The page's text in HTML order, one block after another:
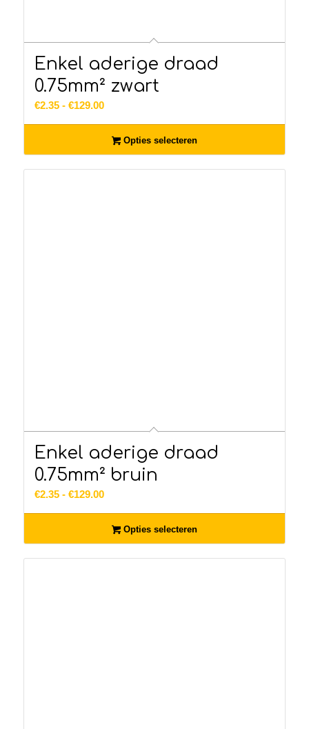
Enkel aderige draad
0.75mm² zwart
€2.35 - €129.00Prijsklasse:
tot
€129.00
Opties selecteren
Enkel aderige draad
0.75mm² bruin
€2.35 - €129.00Prijsklasse:
tot
€129.00
Opties selecteren